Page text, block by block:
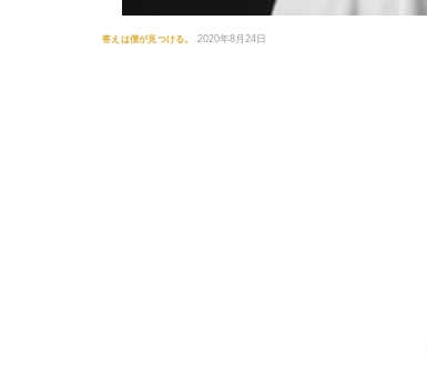
答えは僕が見つける。 2020年8月24日